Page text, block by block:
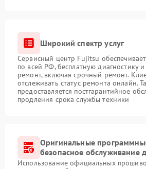
Широкий спектр услуг
Сервисный центр Fujitsu
по всей РФ, бесплатную диагностику
ремонт, включая срочный ремонт.
отслеживать статус ремонта онлайн.
предоставляется постгарантийное
продления срока службы техники
Оригинальные
безопасное обслуживание
Использование официальных